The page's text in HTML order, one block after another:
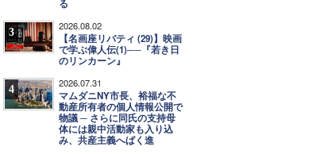
る
3 2026.08.02
【名画座リバティ (29)】映画
で学ぶ偉人伝(1)──『若き日
のリンカーン』
4 2026.07.31
マムダニNY市長、裕福な不
動産所有者の個人情報公開で
物議 ─ さらに同氏の支持母
体には親中活動家も入り込
み、共産主義へばく進